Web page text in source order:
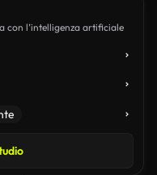
con l’intelligenza artificiale